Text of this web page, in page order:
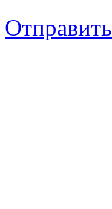
Отправить